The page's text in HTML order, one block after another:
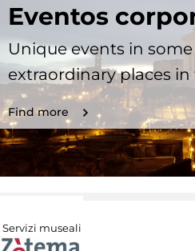
Eventos
Unique events in
extraordinary places
Find more
Servizi museali